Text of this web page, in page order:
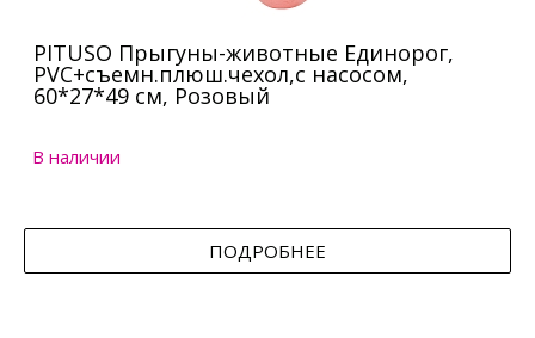
PITUSO Прыгуны-животные Единорог,
PVC+съемн.плюш.чехол,с насосом,
60*27*49 см, Розовый
В наличии
ПОДРОБНЕЕ